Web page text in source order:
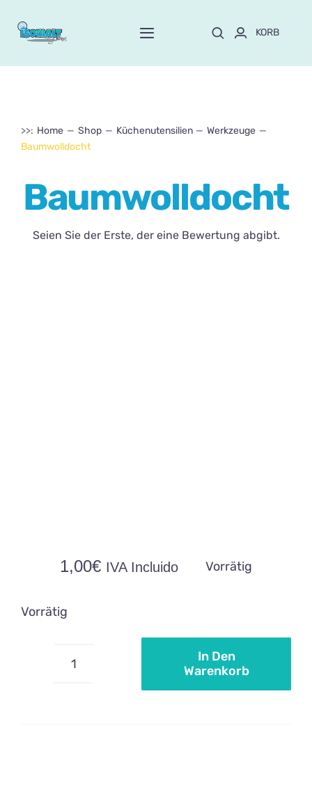
Toggle
Anpassen und bestellen
Kurse
KORB
>>: Home Shop Küchenutensilien
Werkzeuge
Baumwolldocht
Baumwolldocht
Seien Sie der Erste, der eine Bewertung abgibt.
1,00€ IVA Incluido Vorrätig
Vorrätig
Baumwolldocht
In Den
Warenkorb